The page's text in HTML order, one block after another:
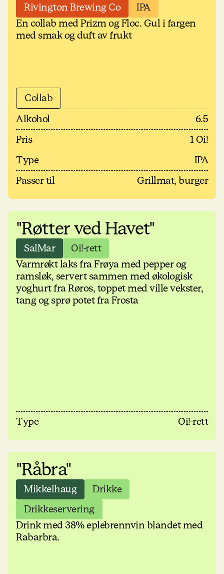
Rivington Brewing Co
IPA
En collab med Prizm og Floc. Gul i fargen
med smak og duft av frukt
Collab
Alkohol
6.5
Pris
1 Oi!
Type
IPA
Passer til
Grillmat, burger
"Røtter ved Havet"
SalMar
Oi!-rett
Varmrøkt laks fra Frøya med pepper og
ramsløk, servert sammen med økologisk
yoghurt fra Røros, toppet med ville vekster,
tang og sprø potet fra Frosta
Type Oi!-rett
"Råbra"
Mikkelhaug
Drikke
Drikkeservering
Drink med 38% eplebrennvin blandet med
Rabarbra.